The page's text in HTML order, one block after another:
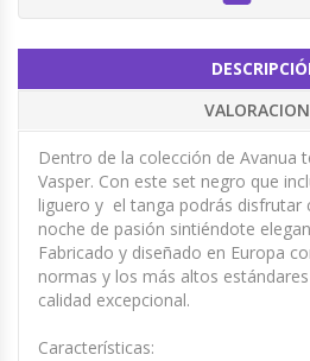
Dentro de la colección de Avanua
Vasper. Con este set negro que
liguero y el tanga podrás disfrutar
noche de pasión sintiéndote
Fabricado y diseñado en Europa
normas y los más altos
calidad excepcional.
Características: